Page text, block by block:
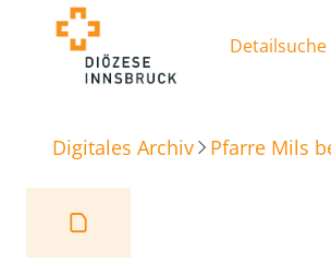
Detailsuche
Digitales Archiv Pfarre Mils